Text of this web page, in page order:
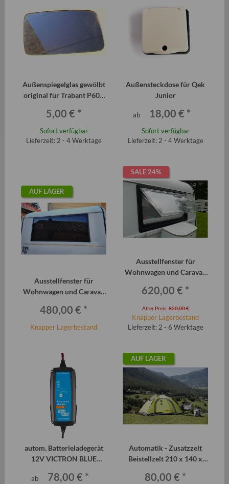
Außenspiegelglas gewölbt
original für Trabant P601
Wartburg
5,00 € *
Sofort verfügbar
Lieferzeit: 2 - 4 Werktage
Außensteckdose für Qek
Junior
ab 18,00 € *
Sofort verfügbar
Lieferzeit: 2 - 4 Werktage
AUF LAGER
Ausstellfenster für
Wohnwagen und Caravan
480,00 € *
Knapper Lagerbestand
SALE 24%
Ausstellfenster für
Wohnwagen und Caravan
Seitz
620,00 € *
Alter Preis:820,00 €
Knapper Lagerbestand
Lieferzeit: 2 - 6 Werktage
autom. Batterieladegerät
12V VICTRON BLUE
ab 78,00 € *
AUF LAGER
Automatik - Zusatzzelt
Beistellzelt 210 x 140 x
80,00 € *